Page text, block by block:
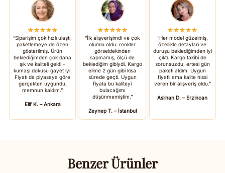
★★★★★
“Siparişim çok hızlı ulaştı,
paketlemeye de özen
gösterilmiş. Ürün
beklediğimden çok daha
şık ve kaliteli geldi –
kumaşı dokusu gayet iyi.
Fiyatı da piyasaya göre
gerçekten uygundu,
memnun kaldım.”
Elif K. – Ankara
★★★★★
“İlk alışverişimdi ve çok
olumlu oldu: renkler
görseldekinden
sapmamış, ölçü de
beklediğim gibiydi. Kargo
elime 2 gün gibi kısa
sürede geçti. Uygun
fiyata bu kaliteyi
bulacağımı
düşünmemiştim.”
Zeynep T. – İstanbul
★★★★★
“Her model güzelmiş,
özellikle detayları ve
duruşu beklediğimden iyi
çıktı. Kargo takibi de
sorunsuzdu, ertesi gün
paketi aldım. Uygun
fiyatlı ama kalite hissi
veren bir alışveriş oldu.”
Aslıhan D. – Erzincan
Benzer Ürünler